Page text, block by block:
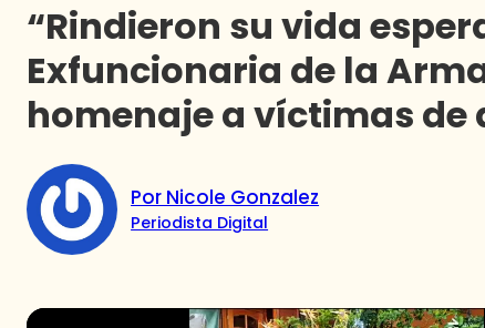
“Rindieron su vida
Exfuncionaria de la
homenaje a víctimas de
Por Nicole Gonzalez
Periodista Digital